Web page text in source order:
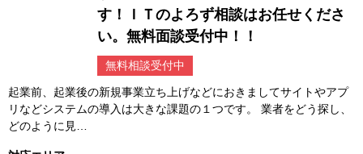
す！ＩＴのよろず相談はお任せくださ
い。無料面談受付中！！
無料相談受付中
起業前、起業後の新規事業立ち上げなどにおきましてサイトやアプ
リなどシステムの導入は大きな課題の１つです。 業者をどう探し、
どのように見…